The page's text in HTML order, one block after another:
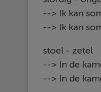
--> Ik kan
--> Ik kan
stoel - zetel
--> In de
--> In de